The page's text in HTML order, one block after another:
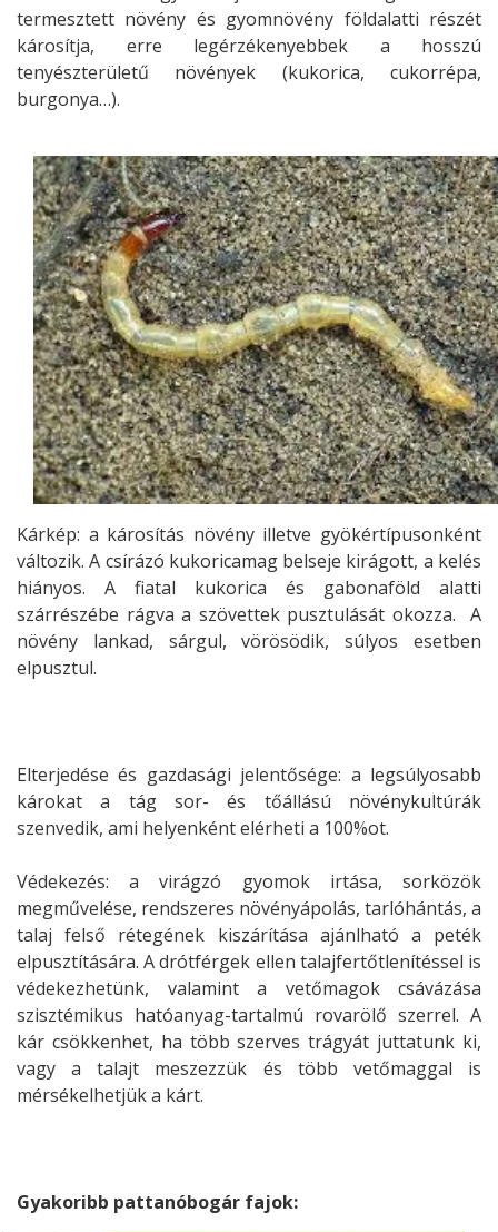
termesztett növény és gyomnövény földalatti részét
károsítja, erre legérzékenyebbek a hosszú
tenyészterületű növények (kukorica, cukorrépa,
burgonya…).
Kárkép: a károsítás növény illetve gyökértípusonként
változik. A csírázó kukoricamag belseje kirágott, a kelés
hiányos. A fiatal kukorica és gabonaföld alatti
szárrészébe rágva a szövettek pusztulását okozza. A
növény lankad, sárgul, vörösödik, súlyos esetben
elpusztul.
Elterjedése és gazdasági jelentősége: a legsúlyosabb
károkat a tág sor- és tőállású növénykultúrák
szenvedik, ami helyenként elérheti a 100%ot.
Védekezés: a virágzó gyomok irtása, sorközök
megművelése, rendszeres növényápolás, tarlóhántás, a
talaj felső rétegének kiszárítása ajánlható a peték
elpusztítására. A drótférgek ellen talajfertőtlenítéssel is
védekezhetünk, valamint a vetőmagok csávázása
szisztémikus hatóanyag-tartalmú rovarölő szerrel. A
kár csökkenhet, ha több szerves trágyát juttatunk ki,
vagy a talajt meszezzük és több vetőmaggal is
mérsékelhetjük a kárt.
Gyakoribb pattanóbogár fajok: